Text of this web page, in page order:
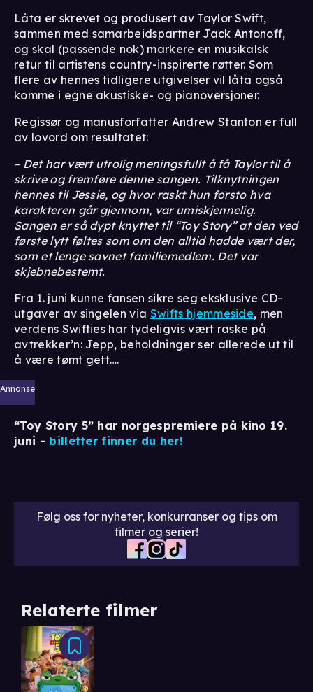
Låta er skrevet og produsert av Taylor Swift,
sammen med samarbeidspartner Jack Antonoff,
og skal (passende nok) markere en musikalsk
retur til artistens country-inspirerte røtter. Som
flere av hennes tidligere utgivelser vil låta også
komme i egne akustiske- og pianoversjoner.
Regissør og manusforfatter Andrew Stanton er full
av lovord om resultatet:
– Det har vært utrolig meningsfullt å få Taylor til å
skrive og fremføre denne sangen. Tilknytningen
hennes til Jessie, og hvor raskt hun forsto hva
karakteren går gjennom, var umiskjennelig.
Sangen er så dypt knyttet til “Toy Story” at den ved
første lytt føltes som om den alltid hadde vært der,
som et lenge savnet familiemedlem. Det var
skjebnebestemt.
Fra 1. juni kunne fansen sikre seg eksklusive CD-
utgaver av singelen via Swifts hjemmeside, men
verdens Swifties har tydeligvis vært raske på
avtrekker’n: Jepp, beholdninger ser allerede ut til
å være tømt gett….
Annonse
“Toy Story 5” har norgespremiere på kino 19.
juni - billetter finner du her!
Følg oss for nyheter, konkurranser og tips om
filmer og serier!
Relaterte filmer